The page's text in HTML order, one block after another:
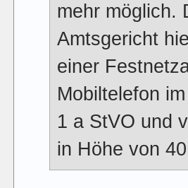
mehr möglich.
Amtsgericht
einer
Mobiltelefon
1 a StVO und
in Höhe von